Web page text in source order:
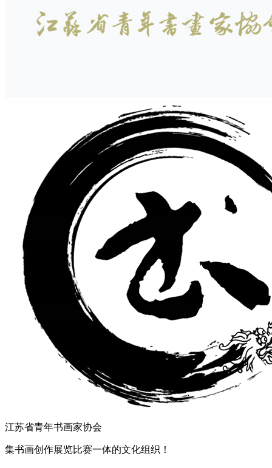
江苏省青年书画家协会
集书画创作展览比赛一体的文化组织！